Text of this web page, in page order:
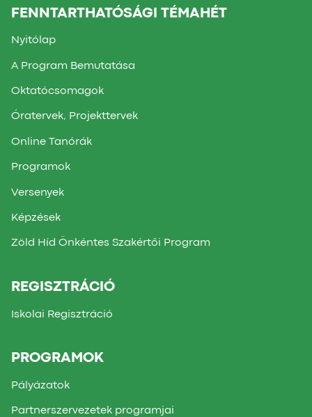
FENNTARTHATÓSÁGI TÉMAHÉT
Nyitólap
A Program Bemutatása
Oktatócsomagok
Óratervek, Projekttervek
Online Tanórák
Programok
Versenyek
Képzések
Zöld Híd Önkéntes Szakértői Program
REGISZTRÁCIÓ
Iskolai Regisztráció
PROGRAMOK
Pályázatok
Partnerszervezetek programjai